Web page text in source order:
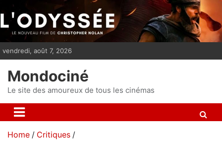
i
p
n
vendredi, août 7, 2026
Mondociné
Le site des amoureux de tous les cinémas
Home
Critiques